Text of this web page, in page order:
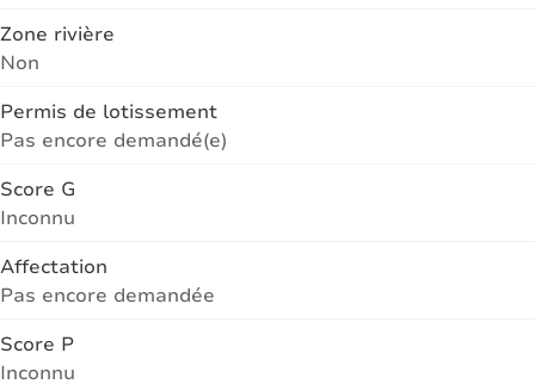
Zone rivière
Non
Permis de lotissement
Pas encore demandé(e)
Score G
Inconnu
Affectation
Pas encore demandée
Score P
Inconnu